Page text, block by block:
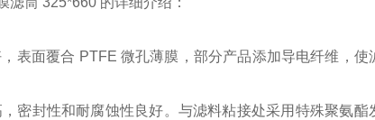
表面覆合 PTFE 微孔薄膜，部分产品添加导电纤维，使
密封性和耐腐蚀性良好。与滤料粘接处采用特殊聚氨酯